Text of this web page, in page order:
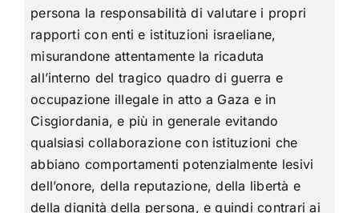
persona la responsabilità di valutare i propri
rapporti con enti e istituzioni israeliane,
misurandone attentamente la ricaduta
all’interno del tragico quadro di guerra e
occupazione illegale in atto a Gaza e in
Cisgiordania, e più in generale evitando
qualsiasi collaborazione con istituzioni che
abbiano comportamenti potenzialmente lesivi
dell’onore, della reputazione, della libertà e
della dignità della persona, e quindi contrari ai